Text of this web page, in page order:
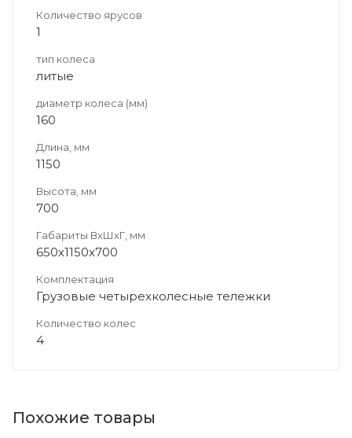
Количество ярусов
1
тип колеса
литые
диаметр колеса (мм)
160
Длина, мм
1150
Высота, мм
700
Габариты ВхШхГ, мм
650х1150х700
Комплектация
Грузовые четырехколесные тележки
Количество колес
4
Похожие товары